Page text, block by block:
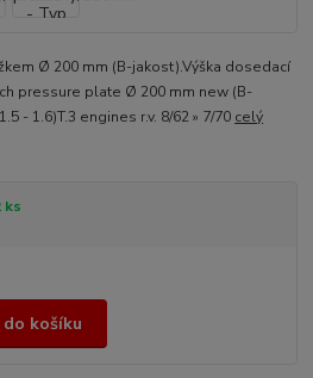
Ø 200 mm (B-jakost).Výška dosedací
pressure plate Ø 200 mm new (B-
- 1.6)T.3 engines r.v. 8/62 » 7/70 celý
ks
košíku